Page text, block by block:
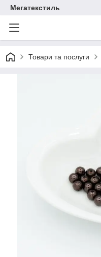
Мегатекстиль
Товари та послуги